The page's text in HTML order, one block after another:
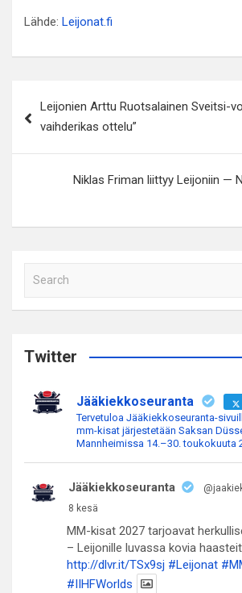
Lähde: Leijonat.fi
selaus
Leijonien Arttu Ruotsalainen Sveitsi-
vaihderikas ottelu”
Niklas Friman liittyy Leijoniin —
a
c
Twitter
Jääkiekkoseuranta
Tervetuloa Jääkiekkoseuranta-
mm-kisat järjestetään Saksan
Mannheimissa 14.–30. toukokuuta
Jääkiekkoseuranta
8 kesä
MM-kisat 2027 tarjoavat
– Leijonille luvassa kovia
http://dlvr.it/TSx9sj #Leijonat
#IIHFWorlds